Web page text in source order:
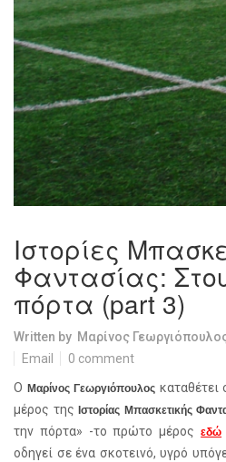
Ιστορίες
Φαντασίας:
πόρτα (part 3)
Written by Μαρίνος
Email
0 comment
Ο Μαρίνος Γεωργιόπουλος καταθέτει
μέρος της Ιστορίας Μπασκετικής
την πόρτα» -το πρώτο μέροςεδώ
οδηγεί σε ένα σκοτεινό, υγρό